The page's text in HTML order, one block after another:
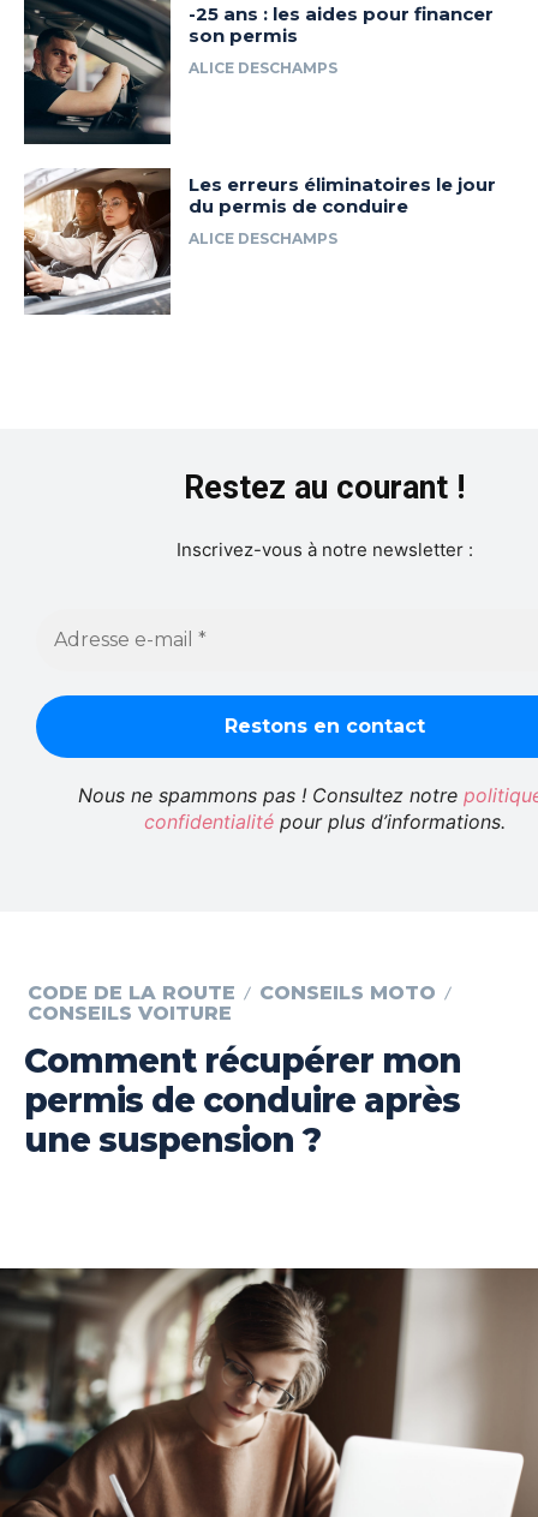
-25 ans : les aides pour financer
son permis
ALICE DESCHAMPS
Les erreurs éliminatoires le jour
du permis de conduire
ALICE DESCHAMPS
Restez au courant !
Inscrivez-vous à notre newsletter :
Nous ne spammons pas ! Consultez notre
confidentialitépour plus d’informations.